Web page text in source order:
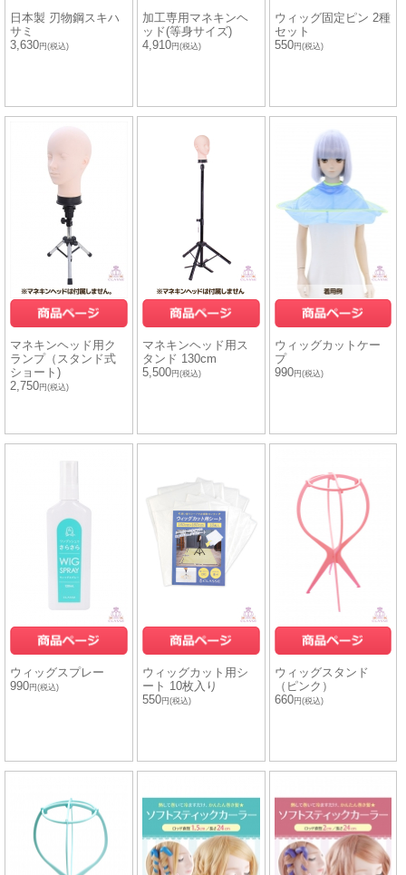
日本製 刃物鋼スキハ
サミ
3,630円(税込)
加工専用マネキンヘ
ッド(等身サイズ)
4,910円(税込)
ウィッグ固定ピン 2種
セット
550円(税込)
マネキンヘッド用ク
ランプ（スタンド式
ショート)
2,750円(税込)
マネキンヘッド用ス
タンド 130cm
5,500円(税込)
ウィッグカットケー
プ
990円(税込)
ウィッグスプレー
990円(税込)
ウィッグカット用シ
ート 10枚入り
550円(税込)
ウィッグスタンド
（ピンク）
660円(税込)